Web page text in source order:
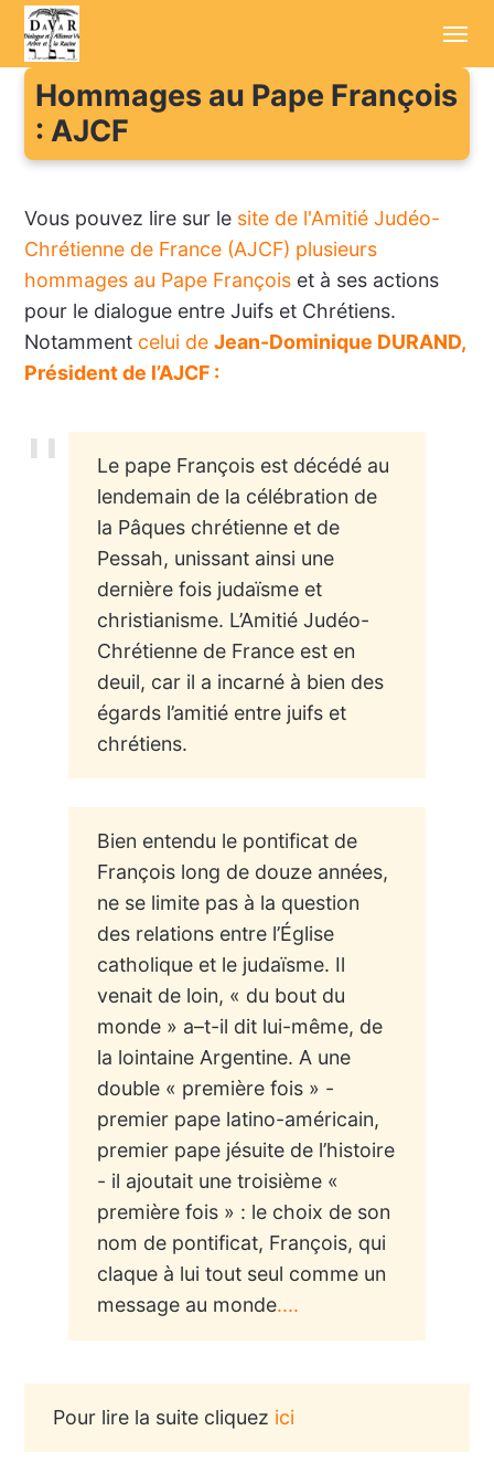
Hommages au Pape François
: AJCF
Vous pouvez lire sur le site de l'Amitié Judéo-
Chrétienne de France (AJCF) plusieurs
hommages au Pape Françoiset à ses actions
pour le dialogue entre Juifs et Chrétiens.
Notamment celui de Jean-Dominique DURAND,
Président de l’AJCF :
Le pape François est décédé au
lendemain de la célébration de
la Pâques chrétienne et de
Pessah, unissant ainsi une
dernière fois judaïsme et
christianisme. L’Amitié Judéo-
Chrétienne de France est en
deuil, car il a incarné à bien des
égards l’amitié entre juifs et
chrétiens.
Bien entendu le pontificat de
François long de douze années,
ne se limite pas à la question
des relations entre l’Église
catholique et le judaïsme. Il
venait de loin, « du bout du
monde » a–t-il dit lui-même, de
la lointaine Argentine. A une
double « première fois » -
premier pape latino-américain,
premier pape jésuite de l’histoire
- il ajoutait une troisième «
première fois » : le choix de son
nom de pontificat, François, qui
claque à lui tout seul comme un
message au monde....
Pour lire la suite cliquez ici
Annonces
Sessions d'été
Conférenciers
Enregistrements
Aller plus loin
Contact